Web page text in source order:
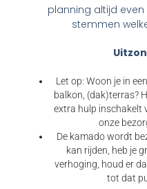
planning altijd
stemmen
Let op: Woon je in
balkon, (dak)terras?
extra hulp inschakelt
onze
De kamado wordt
kan rijden, heb je
verhoging, houd er
tot dat